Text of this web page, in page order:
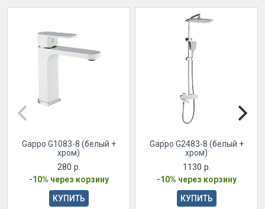
Gappo G1083-8 (белый +
хром)
280 р.
-10% через корзину
КУПИТЬ
Gappo G2483-8 (белый +
хром)
1130 р.
-10% через корзину
КУПИТЬ